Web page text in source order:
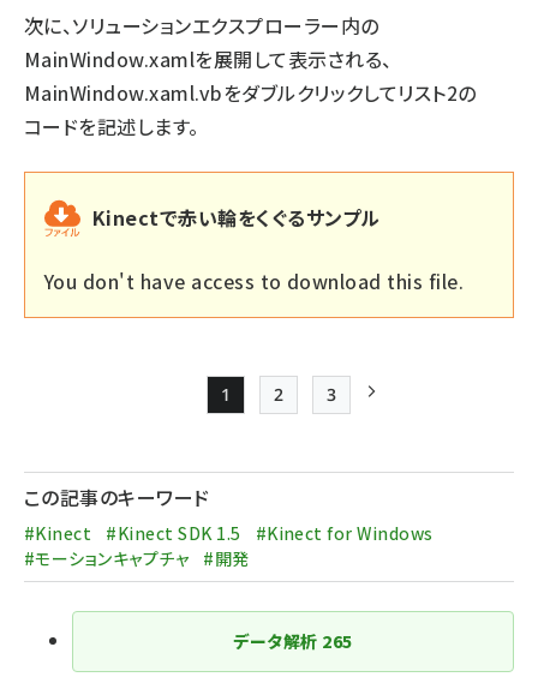
次に、ソリューションエクスプローラー内の
MainWindow.xamlを展開して表示される、
MainWindow.xaml.vbをダブルクリックしてリスト2の
コードを記述します。
Kinectで赤い輪をくぐるサンプル
You don't have access to download this file.
送
1 2
Page
3
この記事のキーワード
#Kinect #Kinect SDK 1.5
#Kinect for Windows
#モーションキャプチャ
#開発
データ解析 265